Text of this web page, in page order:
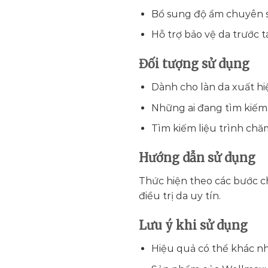
Bổ sung độ ẩm chuyên
Hỗ trợ bảo vệ da trước
Đối tượng sử dụng
Dành cho làn da xuất
Những ai đang tìm
Tìm kiếm liệu trình
Hướng dẫn sử dụng
Thức hiện theo các bước
điều trị da uy tín.
Lưu ý khi sử dụng
Hiệu quả có thể khác